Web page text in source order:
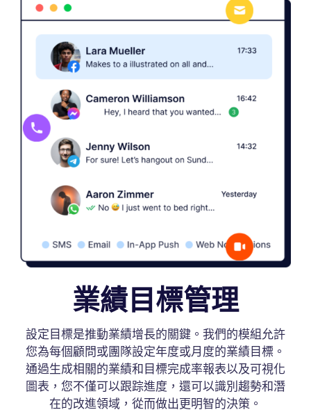
業績目標管理
設定目標是推動業績增長的關鍵。我們的模組允許
您為每個顧問或團隊設定年度或月度的業績目標。
通過生成相關的業績和目標完成率報表以及可視化
圖表，您不僅可以跟踪進度，還可以識別趨勢和潛
在的改進領域，從而做出更明智的決策。